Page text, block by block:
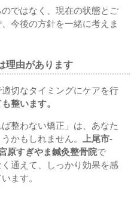
ではなく、現在の状態とご
今後の方針を一緒に考えま
理由があります
切なタイミングにケアを行
整います。
整わない矯正」は、あなた
かもしれません。 上尾市-
原すぎやま鍼灸整骨院で
通えて、しっかり効果を感
ます。